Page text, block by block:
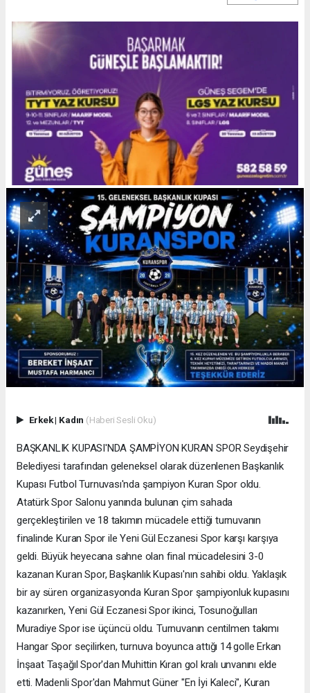
Erkek| Kadın (Haberi Sesli Oku)
BAŞKANLIK KUPASI'NDA ŞAMPİYON KURAN SPOR Seydişehir
Belediyesi tarafından geleneksel olarak düzenlenen Başkanlık
Kupası Futbol Turnuvası'nda şampiyon Kuran Spor oldu.
Atatürk Spor Salonu yanında bulunan çim sahada
gerçekleştirilen ve 18 takımın mücadele ettiği turnuvanın
finalinde Kuran Spor ile Yeni Gül Eczanesi Spor karşı karşıya
geldi. Büyük heyecana sahne olan final mücadelesini 3-0
kazanan Kuran Spor, Başkanlık Kupası'nın sahibi oldu. Yaklaşık
bir ay süren organizasyonda Kuran Spor şampiyonluk kupasını
kazanırken, Yeni Gül Eczanesi Spor ikinci, Tosunoğulları
Muradiye Spor ise üçüncü oldu. Turnuvanın centilmen takımı
Hangar Spor seçilirken, turnuva boyunca attığı 14 golle Erkan
İnşaat Taşağıl Spor'dan Muhittin Kıran gol kralı unvanını elde
etti. Madenli Spor'dan Mahmut Güner "En İyi Kaleci", Kuran